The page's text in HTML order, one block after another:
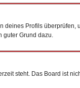
Profils überprüfen,
guter Grund dazu.
steht. Das Board ist